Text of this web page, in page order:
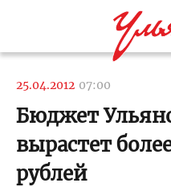
25.04.2012 07:00
Бюджет
вырастет
рублей